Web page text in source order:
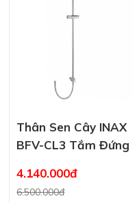
Thân Sen Cây INAX
BFV-CL3 Tắm Đứng
4.140.000đ
6.500.000đ